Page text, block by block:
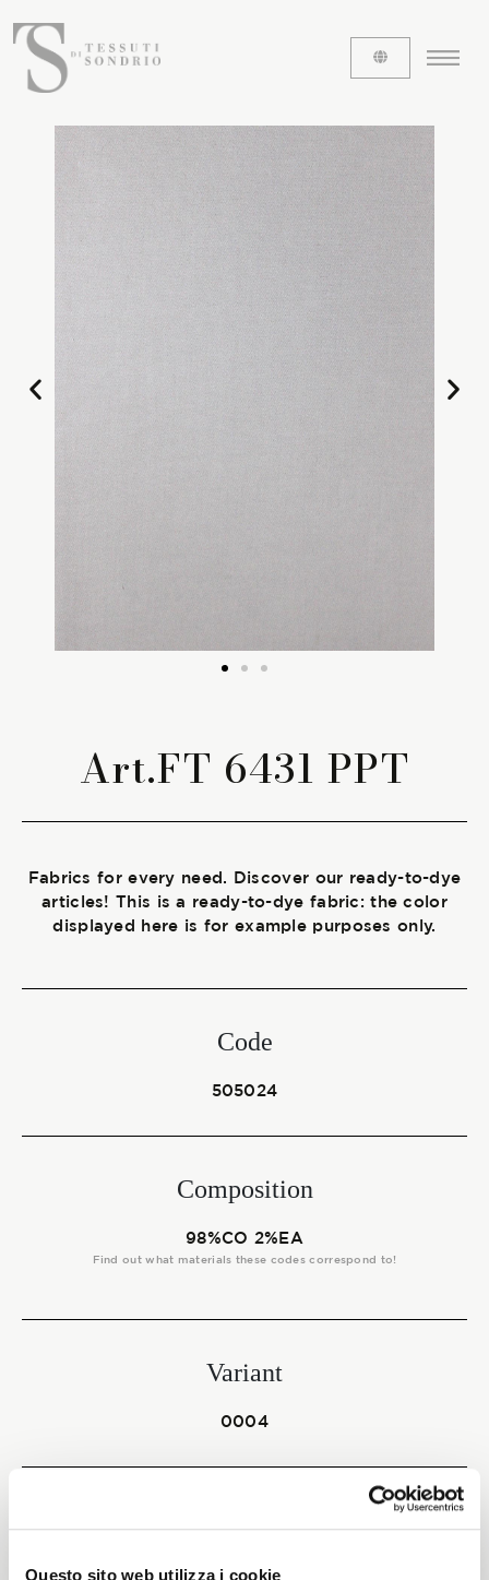
Questo sito web utilizza i cookie
Art.FT 6431 PPT
Fabrics for every need. Discover our ready-to-dye
articles! This is a ready-to-dye fabric: the color
displayed here is for example purposes only.
Code
505024
Composition
98%CO 2%EA
Find out what materials these codes correspond to!
Variant
0004
255 G/MLIN
ABOUT US
The labels
Our history
Work with us
Share our fabrics
SUSTAINABILITY
UpCycle
Certifications
Start together
NEWS
CONTACT US